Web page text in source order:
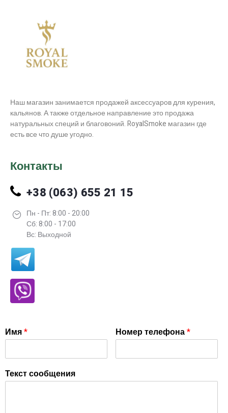
Наш магазин занимается продажей аксессуаров для курения,
кальянов. А также отдельное направление это продажа
натуральных специй и благовоний. RoyalSmoke магазин где
есть все что душе угодно.
Контакты
+38 (063) 655 21 15
Пн - Пт: 8:00 - 20:00
Сб: 8:00 - 17:00
Вс: Выходной
Имя* Номер телефона*
Текст сообщения